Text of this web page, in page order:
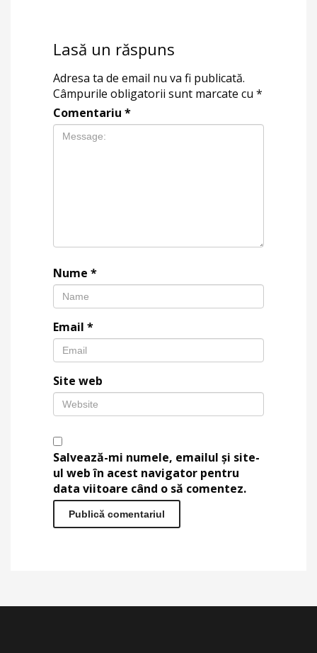
Lasă un răspuns
Adresa ta de email nu va fi publicată.
Câmpurile obligatorii sunt marcate cu *
Comentariu *
Nume *
Email *
Site web
Salvează-mi numele, emailul și site-
ul web în acest navigator pentru
data viitoare când o să comentez.